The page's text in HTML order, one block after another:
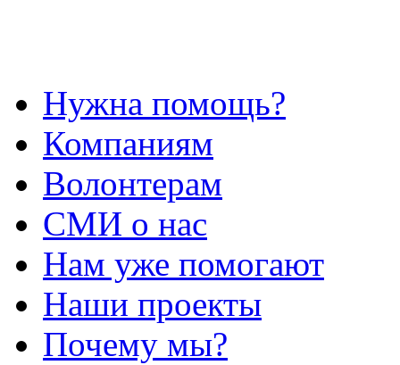
Нужна помощь?
Компаниям
Волонтерам
СМИ о нас
Нам уже помогают
Наши проекты
Почему мы?